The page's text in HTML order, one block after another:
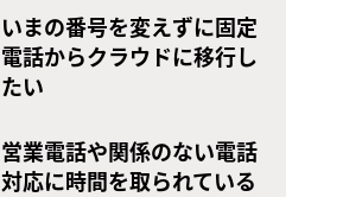
いまの番号を変えずに固定
電話からクラウドに移行し
たい
営業電話や関係のない電話
対応に時間を取られている